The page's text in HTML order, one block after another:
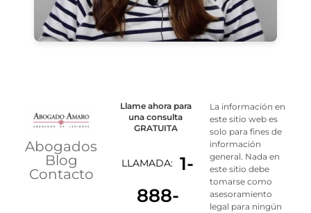
Abogados
Blog
Contacto
Llame ahora para
una consulta
GRATUITA
LLAMADA: 1-
888-
La información en
este sitio web es
solo para fines de
información
general. Nada en
este sitio debe
tomarse como
asesoramiento
legal para ningún